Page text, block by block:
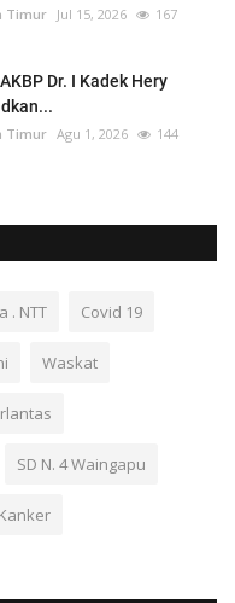
Timur Jul 15, 2026 167
Dr. I Kadek Hery
Timur Agu 1, 2026 144
. NTT Covid 19
Waskat
SD N. 4 Waingapu
Kanker